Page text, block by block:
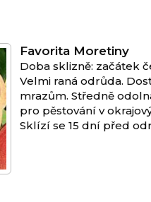
Favorita Moretiny
Doba sklizně: začátek
Velmi raná odrůda.
mrazům. Středně
pro pěstování v
Sklízí se 15 dní před